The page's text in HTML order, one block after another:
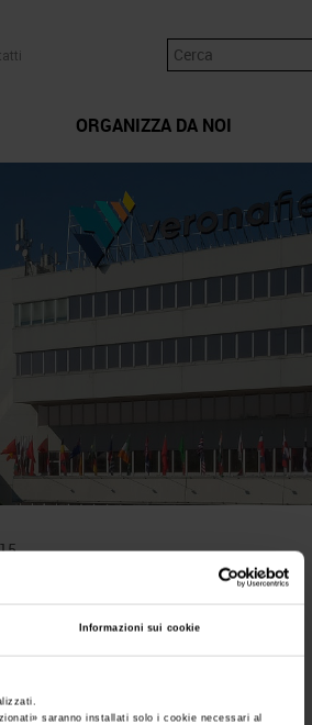
Informazioni sui cookie
» saranno installati solo i cookie necessari al
ORGANIZZA DA NOI
Russia
dell'automazione